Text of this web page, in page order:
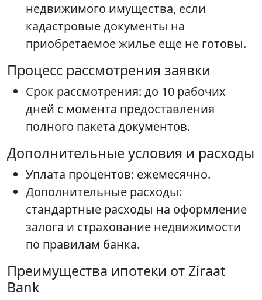
недвижимого имущества, если
кадастровые документы на
приобретаемое жилье еще не готовы.
Процесс рассмотрения заявки
Срок рассмотрения: до 10 рабочих
дней с момента предоставления
полного пакета документов.
Дополнительные условия и расходы
Уплата процентов: ежемесячно.
Дополнительные расходы:
стандартные расходы на оформление
залога и страхование недвижимости
по правилам банка.
Преимущества ипотеки от Ziraat
Bank